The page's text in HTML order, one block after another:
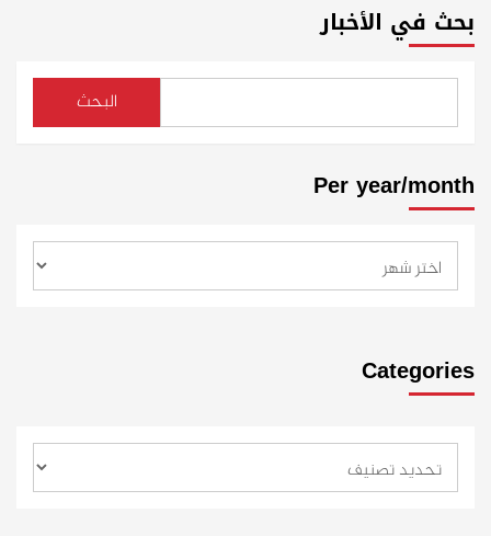
بحث في الأخبار
البحث
Per year/month
Categories